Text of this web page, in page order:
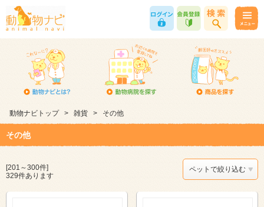
動物ナビトップ > 雑貨 > その他
その他
[201～300件]
329件あります
ペットで絞り込む